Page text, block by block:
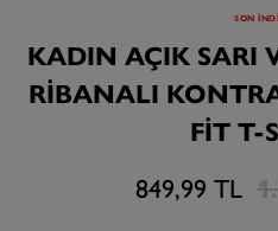
SON
KADIN AÇIK SARI
RIBANALI
FIT T-
849,99 TL